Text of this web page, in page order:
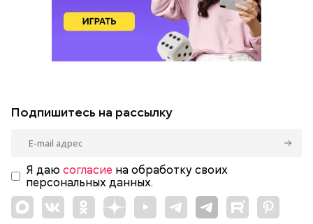
Подпишитесь на рассылку
Я даю согласие на обработку своих
персональных данных.